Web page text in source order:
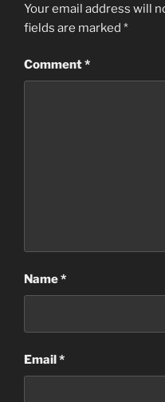
Your email address will
fields are marked *
Comment*
Name*
Email*